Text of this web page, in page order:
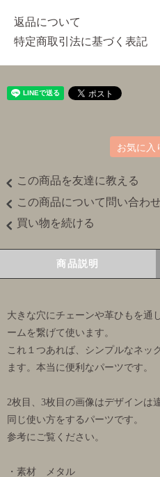
返品について
特定商取引法に基づく表記
お気に入
この商品を友達に教える
この商品について問い合わ
買い物を続ける
商品説明
大きな穴にチェーンや革ひもを通
ームを繋げて使います。
これ１つあれば、シンプルなネッ
ます。本当に便利なパーツです。
2枚目、3枚目の画像はデザインは
同じ使い方をするパーツです。
参考にご覧ください。
・素材 メタル